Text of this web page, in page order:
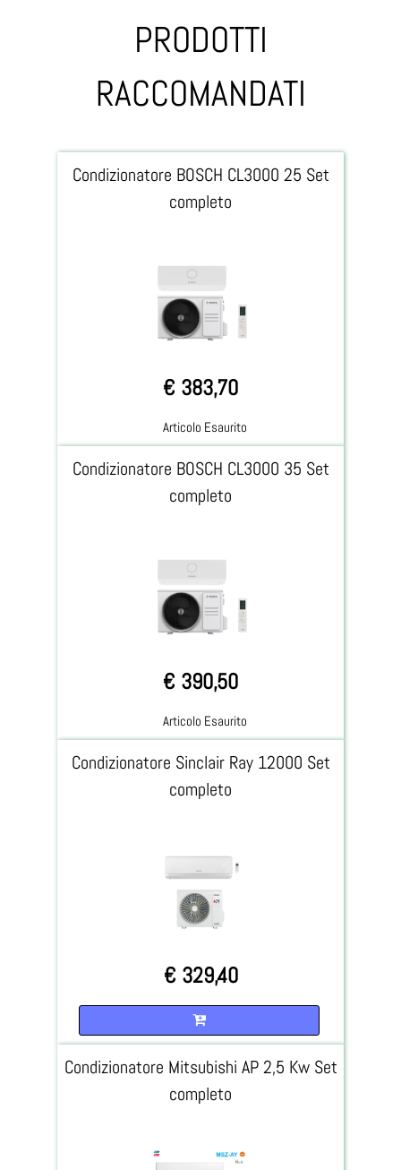
PRODOTTI
RACCOMANDATI
Condizionatore BOSCH CL3000 25 Set
completo
€ 383,70
Articolo Esaurito
Condizionatore BOSCH CL3000 35 Set
completo
€ 390,50
Articolo Esaurito
Condizionatore Sinclair Ray 12000 Set
completo
€ 329,40
Condizionatore Mitsubishi AP 2,5 Kw Set
completo